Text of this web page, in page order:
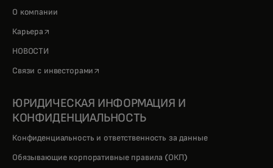
О компании
Карьера opens in a new tab
НОВОСТИ
Связи с инвесторами opens in a new tab
ЮРИДИЧЕСКАЯ ИНФОРМАЦИЯ И
КОНФИДЕНЦИАЛЬНОСТЬ
Конфиденциальность и ответственность за данные
Обязывающие корпоративные правила (ОКП)